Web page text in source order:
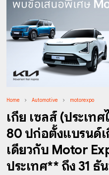
Home Automotive motorexpo
เกีย เซลส์ (ประเท
80 ปีก่อตั้งแบรนด์
เดียวกับ Motor
ประเทศ** ถึง 31 ธั